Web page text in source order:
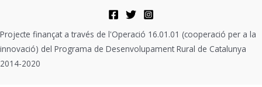
Projecte finançat a través de l'Operació 16.01.01 (cooperació per a la
innovació) del Programa de Desenvolupament Rural de Catalunya
2014-2020